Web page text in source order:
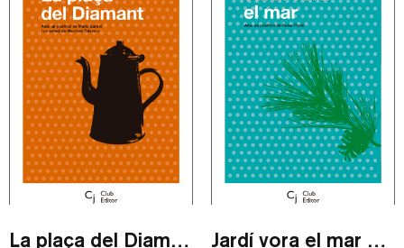
La plaça del Diamant / eBook Jardí vora el mar / eBook